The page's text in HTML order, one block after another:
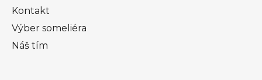
Kontakt
Výber someliéra
Náš tím